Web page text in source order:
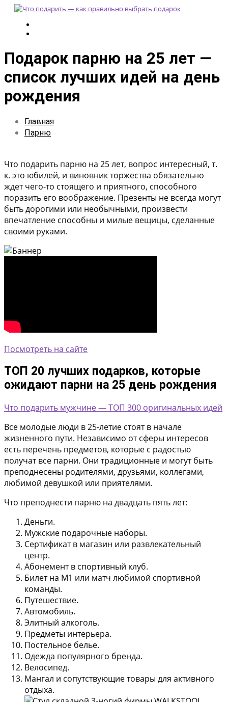
Подарок парню на 25 лет —
список лучших идей на день
рождения
Главная
Парню
Что подарить парню на 25 лет, вопрос интересный, т.
к. это юбилей, и виновник торжества обязательно
ждет чего-то стоящего и приятного, способного
поразить его воображение. Презенты не всегда могут
быть дорогими или необычными, произвести
впечатление способны и милые вещицы, сделанные
своими руками.
Посмотреть на сайте
ТОП 20 лучших подарков, которые
ожидают парни на 25 день рождения
Что подарить мужчине — ТОП 300 оригинальных идей
Все молодые люди в 25-летие стоят в начале
жизненного пути. Независимо от сферы интересов
есть перечень предметов, которые с радостью
получат все парни. Они традиционные и могут быть
преподнесены родителями, друзьями, коллегами,
любимой девушкой или приятелями.
Что преподнести парню на двадцать пять лет:
Деньги.
Мужские подарочные наборы.
Сертификат в магазин или развлекательный
центр.
Абонемент в спортивный клуб.
Билет на М1 или матч любимой спортивной
команды.
Путешествие.
Автомобиль.
Элитный алкоголь.
Предметы интерьера.
Постельное белье.
Одежда популярного бренда.
Велосипед.
Мангал и сопутствующие товары для активного
отдыха.